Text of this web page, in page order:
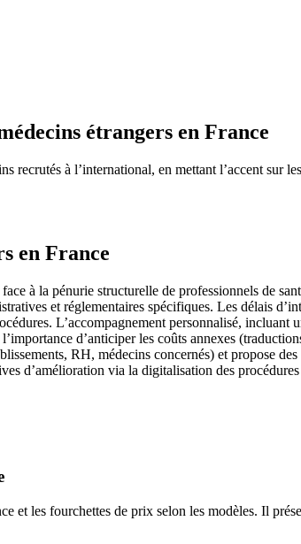
étrangers en France
recrutés à l’international, en mettant l’accent sur
en France
à la pénurie structurelle de professionnels de
et réglementaires spécifiques. Les délais
L’accompagnement personnalisé,
d’anticiper les coûts annexes
RH, médecins concernés) et propose
d’amélioration via la digitalisation des
et les fourchettes de prix selon les modèles. Il